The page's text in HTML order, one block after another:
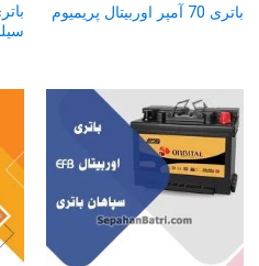
باتری 70 آمپر اوربیتال پریمیوم